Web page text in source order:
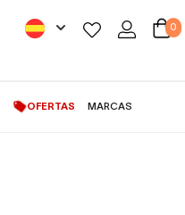
0
OFERTAS MARCAS